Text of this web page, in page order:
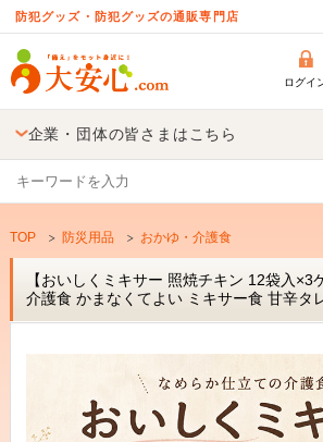
防犯グッズ・防犯グッズの通販専門店
ログイ
企業・団体の皆さまはこちら
TOP 防災用品 おかゆ・介護食
【おいしくミキサー 照焼チキン 12袋入×3
介護食 かまなくてよい ミキサー食 甘辛タ